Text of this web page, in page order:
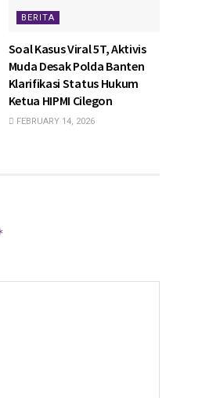
BERITA
Soal Kasus Viral 5T, Aktivis
Muda Desak Polda Banten
Klarifikasi Status Hukum
Ketua HIPMI Cilegon
FEBRUARY 14, 2026